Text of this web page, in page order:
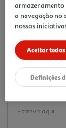
Ref. / EAN:
1.89 €/un
1,89 €
armazenamento
a navegação no
nossas
Aceitar todos
Definições